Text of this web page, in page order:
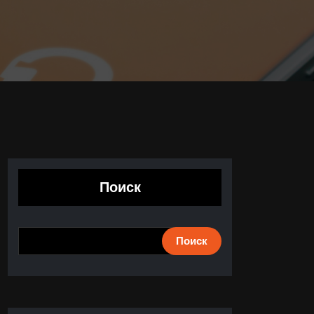
Поиск
Поиск